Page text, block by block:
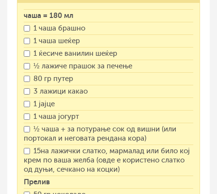
чаша = 180 мл
1 чаша брашно
1 чаша шеќер
1 ќесиче ванилин шеќер
½ лажиче прашок за печење
80 гр путер
3 лажици какао
1 јајце
1 чаша јогурт
½ чаша + за потурање сок од вишни (или
портокал и неговата рендана кора)
15на лажички слатко, мармалад или било кој
крем по ваша желба (овде е користено слатко
од дуњи, сечкано на коцки)
Прелив